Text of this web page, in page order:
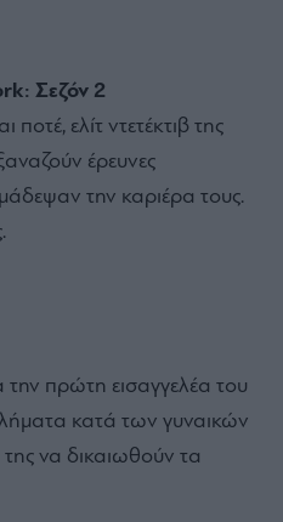
Σεζόν 2
ελίτ ντετέκτιβ της
έρευνες
την καριέρα τους.
την πρώτη εισαγγελέα του
κατά των γυναικών
να δικαιωθούν τα